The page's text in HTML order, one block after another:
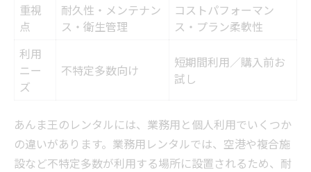
重視
点
耐久性・メンテナン
ス・衛生管理
コストパフォーマン
ス・プラン柔軟性
利用
ニー
ズ
不特定多数向け
短期間利用／購入前お
試し
あんま王のレンタルには、業務用と個人利用でいくつか
の違いがあります。業務用レンタルでは、空港や複合施
設など不特定多数が利用する場所に設置されるため、耐